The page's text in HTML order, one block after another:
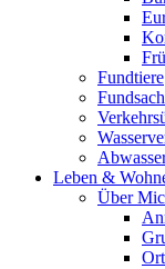
Fundtiere
Leben &
Über